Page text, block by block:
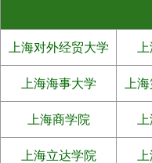
上海对外经贸大学
上海海事大学 上
上海商学院
上海立达学院